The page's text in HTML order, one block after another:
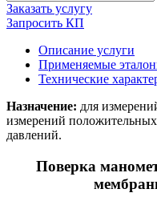
Заказать услугу
Запросить КП
Описание услуги
Применяемые
Технические
Назначение: для
измерений
давлений.
Поверка